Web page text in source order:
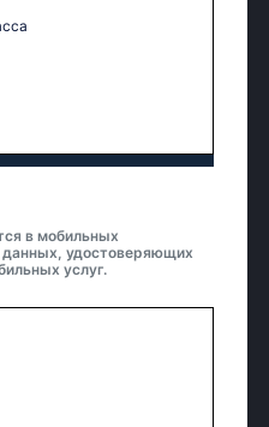
в мобильных
данных, удостоверяющих
услуг.